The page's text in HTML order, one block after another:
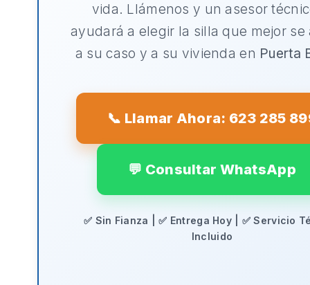
vida. Llámenos y un asesor
ayudará a elegir la silla que mejor se
a su caso y a su vivienda en Puerta
📞 Llamar Ahora: 623 285
💬 Consultar WhatsApp
✅ Sin Fianza | ✅ Entrega Hoy | ✅ Servicio
Incluido